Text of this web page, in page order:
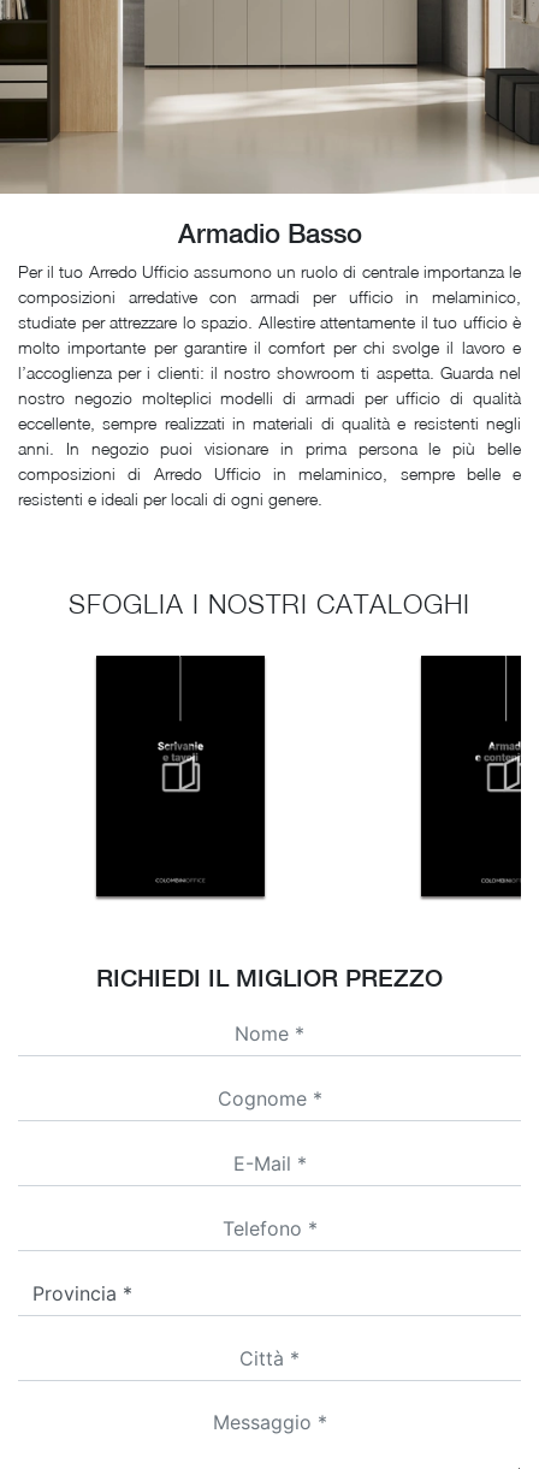
Armadio Basso
Per il tuo Arredo Ufficio assumono un ruolo di centrale importanza le
composizioni arredative con armadi per ufficio in melaminico,
studiate per attrezzare lo spazio. Allestire attentamente il tuo ufficio è
molto importante per garantire il comfort per chi svolge il lavoro e
l’accoglienza per i clienti: il nostro showroom ti aspetta. Guarda nel
nostro negozio molteplici modelli di armadi per ufficio di qualità
eccellente, sempre realizzati in materiali di qualità e resistenti negli
anni. In negozio puoi visionare in prima persona le più belle
composizioni di Arredo Ufficio in melaminico, sempre belle e
resistenti e ideali per locali di ogni genere.
SFOGLIA I NOSTRI CATALOGHI
RICHIEDI IL MIGLIOR PREZZO